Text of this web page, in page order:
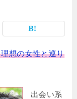
理想の女性と巡り
出会い系